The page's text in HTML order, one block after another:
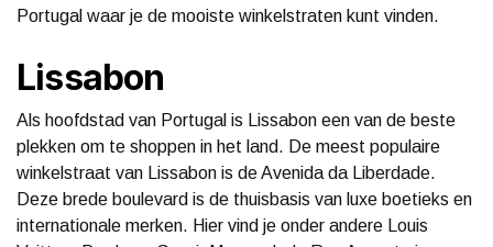
Portugal waar je de mooiste winkelstraten kunt vinden.
Lissabon
Als hoofdstad van Portugal is Lissabon een van de beste
plekken om te shoppen in het land. De meest populaire
winkelstraat van Lissabon is de Avenida da Liberdade.
Deze brede boulevard is de thuisbasis van luxe boetieks en
internationale merken. Hier vind je onder andere Louis